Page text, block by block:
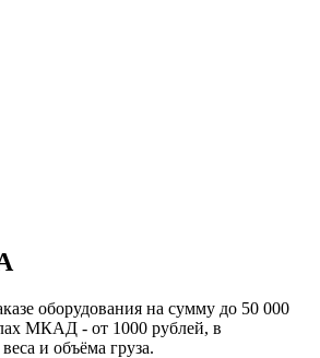
оборудования на сумму до 50 000
МКАД - от 1000 рублей, в
и объёма груза.